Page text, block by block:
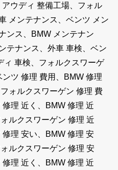
ウディ 整備工場、フォル
メンテナンス、ベンツ メン
ンス、BMW メンテナン
テナンス、外車 車検、ベン
ィ 車検、フォルクスワーゲ
ツ 修理 費用、BMW 修理
ォルクスワーゲン 修理 費
理 近く、BMW 修理 近
ルクスワーゲン 修理 近
理 安い、BMW 修理 安
ルクスワーゲン 修理 安
理 近く、BMW 修理 近